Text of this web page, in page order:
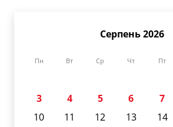
Серпень 2026
Пн Вт Ср Чт Пт
3
4 5 6 7
10
11 12 13 14